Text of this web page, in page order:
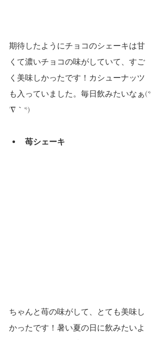
期待したようにチョコのシェーキは甘
くて濃いチョコの味がしていて、すご
く美味しかったです！カシューナッツ
も入っていました。毎日飲みたいなぁ(*
´∇｀*)
苺シェーキ
ちゃんと苺の味がして、とても美味し
かったです！暑い夏の日に飲みたいよ